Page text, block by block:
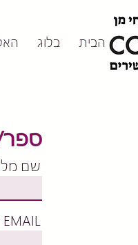
דף הבית בלוג
שם
EMAIL